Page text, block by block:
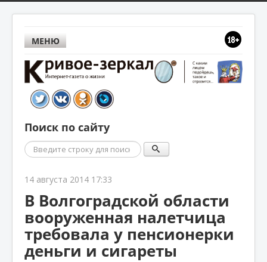
МЕНЮ
Поиск по сайту
Поиск
14 августа 2014 17:33
В Волгоградской области
вооруженная налетчица
требовала у пенсионерки
деньги и сигареты